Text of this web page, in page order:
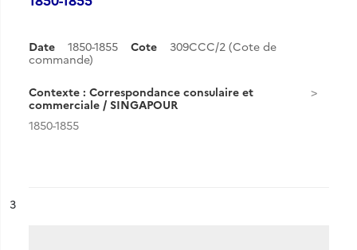
Date 1850-1855 Cote
309CCC/2 (Cote de
commande)
Contexte : Correspondance consulaire et
commerciale / SINGAPOUR
1850-1855
n°
3